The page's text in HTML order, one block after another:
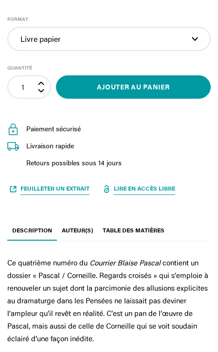
FORMAT
QUANTITÉ
AJOUTER AU PANIER
Paiement sécurisé
Livraison rapide
Retours possibles sous 14 jours
FEUILLETER UN EXTRAIT LIRE EN ACCÈS LIBRE
DESCRIPTION AUTEUR(S) TABLE DES MATIÈRES
Ce quatrième numéro du Courrier Blaise Pascalcontient un
dossier « Pascal / Corneille. Regards croisés » qui s’emploie à
renouveler un sujet dont la parcimonie des allusions explicites
au dramaturge dans les Pensées ne laissait pas deviner
l’ampleur qu’il revêt en réalité. C’est un pan de l’œuvre de
Pascal, mais aussi de celle de Corneille qui se voit soudain
éclairé d’une façon inédite.